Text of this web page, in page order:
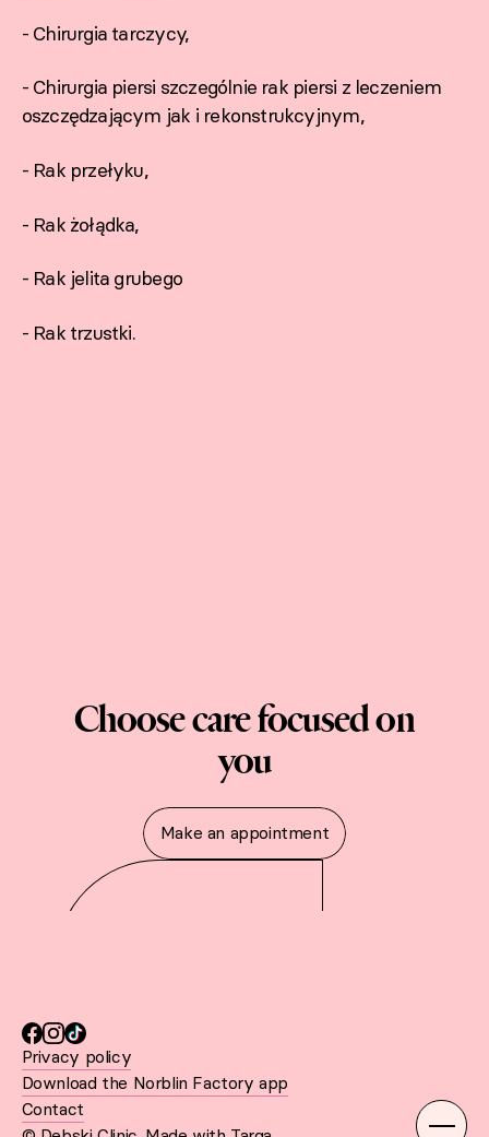
- Chirurgia tarczycy,
- Chirurgia piersi szczególnie rak piersi z leczeniem
oszczędzającym jak i rekonstrukcyjnym,
- Rak przełyku,
- Rak żołądka,
- Rak jelita grubego
- Rak trzustki.
Choose care focused on
you
Make an appointment
Privacy policy
Download the Norblin Factory app
Contact